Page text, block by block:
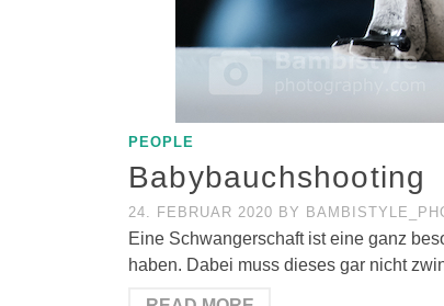
PEOPLE
Babybauchshooting
24. FEBRUAR 2020 BY
Eine Schwangerschaft ist eine ganz
haben. Dabei muss dieses gar nicht